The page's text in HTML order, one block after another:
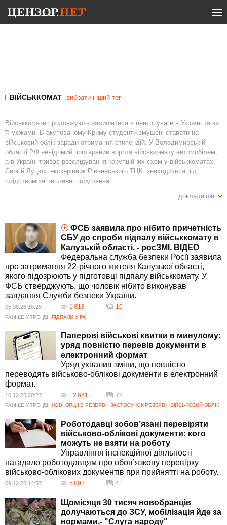
ВІЙСЬККОМАТ вибрати інший тег
Військкомати продовжують залишатися в центрі уваги в Україні та за
її межами. В окупованому Криму студенти змушені ставати на
військовий облік заради отримання стипендій. У Володимирській
області РФ невідомий протаранив ворота військкомату автомобілем,
а в Україні триває розслідування корупційних схем у військкоматах.
Сергій Луцюк, екскерівник Рівненського ТЦК, знаходиться під
слідством за численні порушення.
конфлікти за участю громадян та силовиків. На Львівщині
часом уряд України працює над удосконаленням процесів мобілізації
та введенням електронних сервісів, таких як "Резерв+" та
електронний кабінет військовозобов'язаного. Усі ці події свідчать про
важливість моніторингу діяльності військкоматів та вдосконалення
процесів мобілізації.
докладніше
ФСБ заявила про нібито причетність
СБУ до спроби підпалу військкомату в
Калузькій області, - росЗМІ. ВIДЕО
Федеральна служба безпеки Росії заявила
про затримання 22-річного жителя Калузької області,
якого підозрюють у підготовці підпалу військкомату. У
ФСБ стверджують, що чоловік нібито виконував
завдання Служби безпеки України.
05.08.26 16:28 1 818 10
РАНІШЕ У ТРЕНДІ: ПІДПАЛИ У РФ
Паперові військові квитки в минулому:
уряд повністю перевів документи в
електронний формат
Уряд ухвалив зміни, що повністю
переводять військово-облікові документи в електронний
формат.
10.12.25 20:27 12 661 72
РАНІШЕ У ТРЕНДІ: НОВІ ОПЦІЇ В РЕЗЕРВ+ ЗАСТОСУНОК РЕЗЕРВ+ ВІЙСЬКОВИЙ ОБЛІК
Роботодавці зобов’язані перевіряти
військово-облікові документи: кого
можуть не взяти на роботу
Управління інспекційної діяльності
нагадало роботодавцям про обов’язкову перевірку
військово-облікових документів при прийнятті на роботу.
09.12.25 14:57 5 898 41
Щомісяця 30 тисяч новобранців
долучаються до ЗСУ, мобілізація йде за
нормами,- "Слуга народу"